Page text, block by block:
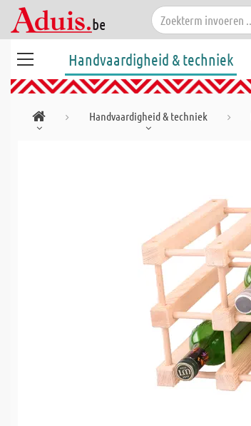
Handvaardigheid & techniek
Handvaardigheid & techniek